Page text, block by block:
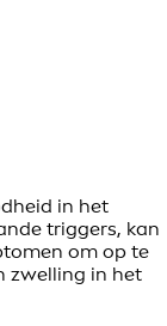
in het
triggers, kan
om op te
zwelling in het